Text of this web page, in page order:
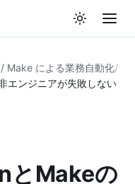
Make による業務自動化/
エンジニアが失敗しない
とMakeの